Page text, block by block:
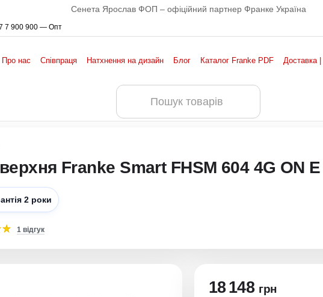
Сенета Ярослав ФОП – офіційний партнер Франке Україна
7 900 900 — Опт
Про нас Співпраця Натхнення на дизайн Блог Каталог Franke PDF Доставка
Franke Smart FHSM 604 4G ON
2 роки
1 відгук
18 148 грн